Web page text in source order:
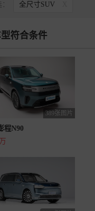
全尺寸SUV
符合条件
389张图片
程N90